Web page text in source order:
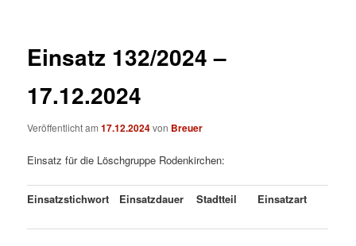
Einsatz 132/2024 –
17.12.2024
Veröffentlicht am17.12.2024von Breuer
Einsatz für die Löschgruppe Rodenkirchen:
Einsatzstichwort Einsatzdauer Stadtteil Einsatzart